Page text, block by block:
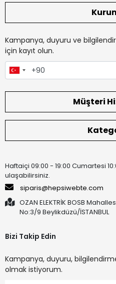
Kampanya, duyuru ve
için kayıt olun.
Müşteri
Haftaiçi 09:00 - 19:00 Cumartesi
ulaşabilirsiniz.
siparis@hepsiwebte.com
OZAN ELEKTRİK BOSB
No:3/9 Beylikdüzü/İSTANBUL
Bizi Takip Edin
Kampanya, duyuru,
olmak istiyorum.